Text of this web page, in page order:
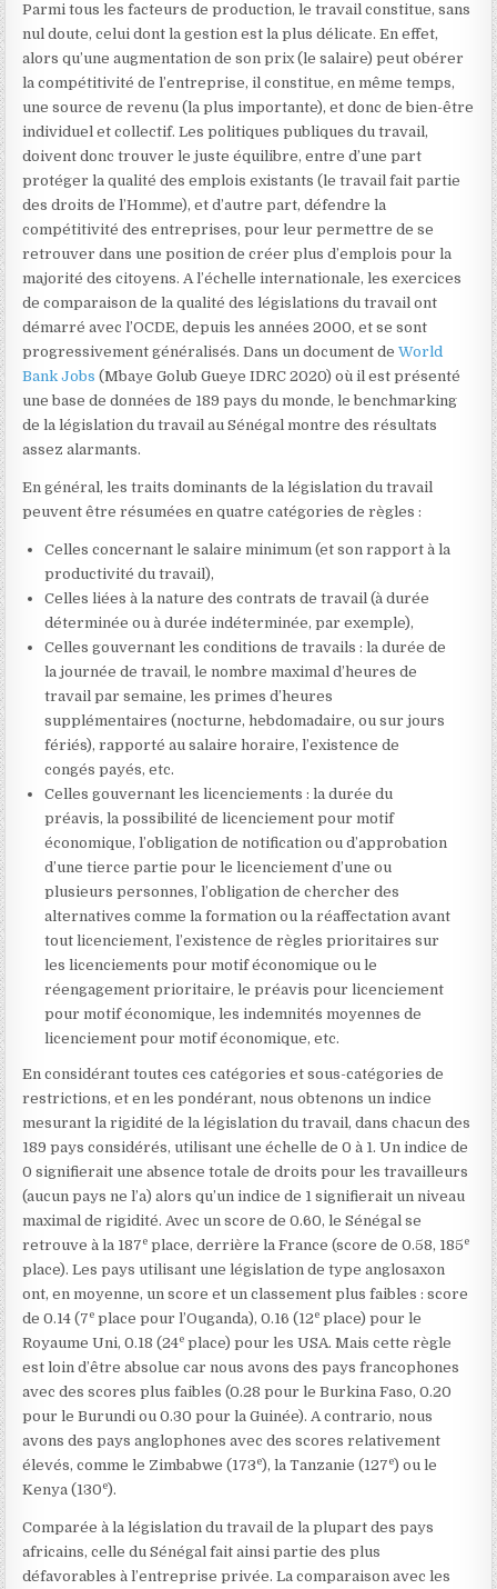
Parmi tous les facteurs de production, le travail constitue, sans
nul doute, celui dont la gestion est la plus délicate. En effet,
alors qu’une augmentation de son prix (le salaire) peut obérer
la compétitivité de l’entreprise, il constitue, en même temps,
une source de revenu (la plus importante), et donc de bien-être
individuel et collectif. Les politiques publiques du travail,
doivent donc trouver le juste équilibre, entre d’une part
protéger la qualité des emplois existants (le travail fait partie
des droits de l’Homme), et d’autre part, défendre la
compétitivité des entreprises, pour leur permettre de se
retrouver dans une position de créer plus d’emplois pour la
majorité des citoyens. A l’échelle internationale, les exercices
de comparaison de la qualité des législations du travail ont
démarré avec l’OCDE, depuis les années 2000, et se sont
progressivement généralisés. Dans un document deWorld
Bank Jobs (Mbaye Golub Gueye IDRC 2020) où il est présenté
une base de données de 189 pays du monde, le benchmarking
de la législation du travail au Sénégal montre des résultats
assez alarmants.
En général, les traits dominants de la législation du travail
peuvent être résumées en quatre catégories de règles :
Celles concernant le salaire minimum (et son rapport à la
productivité du travail),
Celles liées à la nature des contrats de travail (à durée
déterminée ou à durée indéterminée, par exemple),
Celles gouvernant les conditions de travails : la durée de
la journée de travail, le nombre maximal d’heures de
travail par semaine, les primes d’heures
supplémentaires (nocturne, hebdomadaire, ou sur jours
fériés), rapporté au salaire horaire, l’existence de
congés payés, etc.
Celles gouvernant les licenciements : la durée du
préavis, la possibilité de licenciement pour motif
économique, l’obligation de notification ou d’approbation
d’une tierce partie pour le licenciement d’une ou
plusieurs personnes, l’obligation de chercher des
alternatives comme la formation ou la réaffectation avant
tout licenciement, l’existence de règles prioritaires sur
les licenciements pour motif économique ou le
réengagement prioritaire, le préavis pour licenciement
pour motif économique, les indemnités moyennes de
licenciement pour motif économique, etc.
En considérant toutes ces catégories et sous-catégories de
restrictions, et en les pondérant, nous obtenons un indice
mesurant la rigidité de la législation du travail, dans chacun des
189 pays considérés, utilisant une échelle de 0 à 1. Un indice de
0 signifierait une absence totale de droits pour les travailleurs
(aucun pays ne l’a) alors qu’un indice de 1 signifierait un niveau
maximal de rigidité. Avec un score de 0.60, le Sénégal se
retrouve à la 187e place, derrière la France (score de 0.58, 185e
place). Les pays utilisant une législation de type anglosaxon
ont, en moyenne, un score et un classement plus faibles : score
de 0.14 (7e place pour l’Ouganda), 0.16 (12e place) pour le
Royaume Uni, 0.18 (24e place) pour les USA. Mais cette règle
est loin d’être absolue car nous avons des pays francophones
avec des scores plus faibles (0.28 pour le Burkina Faso, 0.20
pour le Burundi ou 0.30 pour la Guinée). A contrario, nous
avons des pays anglophones avec des scores relativement
élevés, comme le Zimbabwe (173e), la Tanzanie (127e) ou le
Kenya (130e).
Comparée à la législation du travail de la plupart des pays
africains, celle du Sénégal fait ainsi partie des plus
défavorables à l’entreprise privée. La comparaison avec les